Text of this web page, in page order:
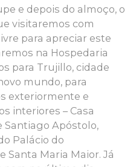
e depois do almoço, o
visitaremos com
para apreciar este
na Hospedaria
para Trujillo, cidade
mundo, para
exteriormente e
interiores – Casa
Santiago Apóstolo,
Palácio do
Santa Maria Maior. Já